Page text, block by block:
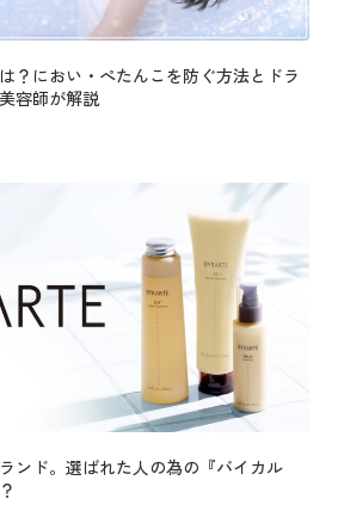
？におい・ぺたんこを防ぐ方法とドラ
容師が解説
ンド。選ばれた人の為の『バイカル